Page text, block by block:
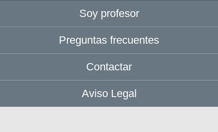
Soy profesor
Preguntas frecuentes
Contactar
Aviso Legal